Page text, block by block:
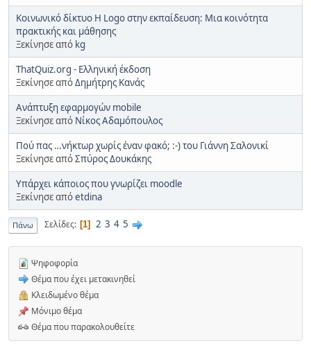
Κοινωνικό δίκτυο Η Logo στην εκπαίδευση: Μια κοινότητα
πρακτικής και μάθησης
Ξεκίνησε από kg
ThatQuiz.org - Ελληνική έκδοση
Ξεκίνησε απόΔημήτρης Κανάς
Ανάπτυξη εφαρμογών mobile
Ξεκίνησε από Νίκος Αδαμόπουλος
Πού πας …νήκτωρ χωρίς έναν φακό; :-) του Γιάννη Σαλονικί
Ξεκίνησε απόΣπύρος Δουκάκης
Υπάρχει κάποιος που γνωρίζει moodle
Ξεκίνησε απόetdina
Πάνω Σελίδες 1 2 3 4 5
Ψηφοφορία
Θέμα που έχει μετακινηθεί
Κλειδωμένο θέμα
Μόνιμο θέμα
Θέμα που παρακολουθείτε